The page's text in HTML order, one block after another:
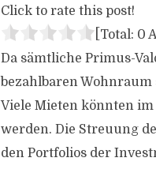
Click to rate this post!
[Total: 0
Da sämtliche Primus-
bezahlbaren
Viele Mieten könnten im
werden. Die Streuung
den Portfolios der